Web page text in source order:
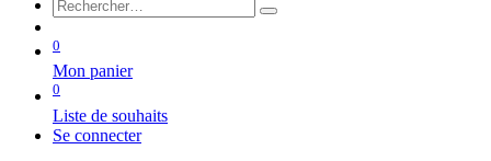
0
Mon panier
0
Liste de souhaits
Se connecter